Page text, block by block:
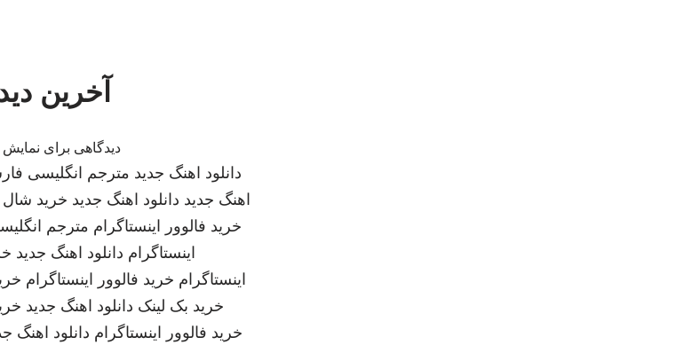
آخرین
دیدگاهی برای نمایش
دانلود اهنگ جدید مترجم انگلیسی
اهنگ جدید دانلود اهنگ جدید خرید
خرید فالوور اینستاگرام مترجم
اینستاگرام دانلود اهنگ جدید
اینستاگرام خرید فالوور اینستاگرام
خرید بک لینک دانلود اهنگ جدید
خرید فالوور اینستاگرام دانلود اهنگ